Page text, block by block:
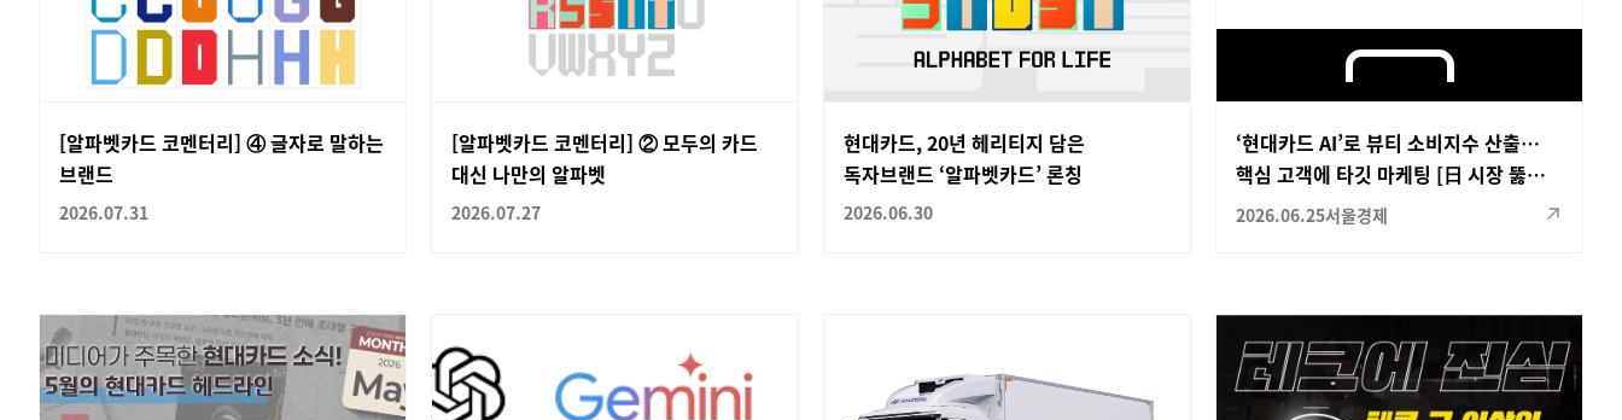
[알파벳카드 코멘터리] ④ 글자로 말하는
브랜드
2026.07.31
[알파벳카드 코멘터리] ② 모두의 카드
대신 나만의 알파벳
2026.07.27
현대카드, 20년 헤리티지 담은
독자브랜드 ‘알파벳카드’ 론칭
2026.06.30
‘현대카드 AI’로 뷰티 소비지수 산출…
핵심 고객에 타깃 마케팅 [日 시장 뚫은
금융AI]
2026.06.25서울경제